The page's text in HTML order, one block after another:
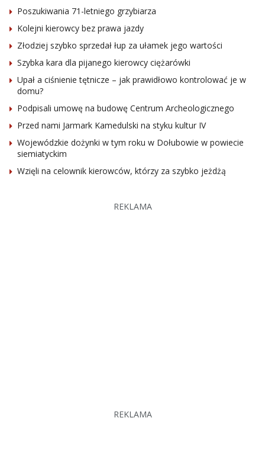
Poszukiwania 71-letniego grzybiarza
Kolejni kierowcy bez prawa jazdy
Złodziej szybko sprzedał łup za ułamek jego wartości
Szybka kara dla pijanego kierowcy ciężarówki
Upał a ciśnienie tętnicze – jak prawidłowo kontrolować je w
domu?
Podpisali umowę na budowę Centrum Archeologicznego
Przed nami Jarmark Kamedulski na styku kultur IV
Wojewódzkie dożynki w tym roku w Dołubowie w powiecie
siemiatyckim
Wzięli na celownik kierowców, którzy za szybko jeżdżą
REKLAMA
REKLAMA